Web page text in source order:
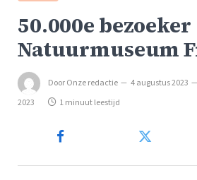
50.000e bezoeker
Natuurmuseum
DoorOnze redactie 4 augustus 2023
2023
1 minuut leestijd